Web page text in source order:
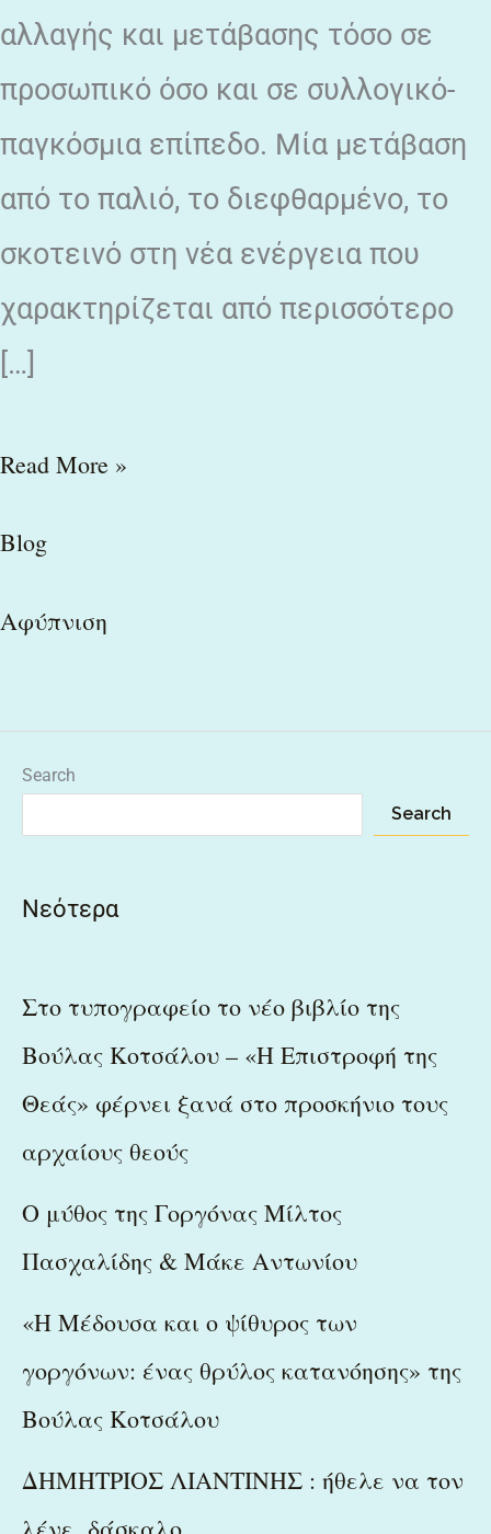
αλλαγής και μετάβασης τόσο σε
προσωπικό όσο και σε συλλογικό-
παγκόσμια επίπεδο. Μία μετάβαση
από το παλιό, το διεφθαρμένο, το
σκοτεινό στη νέα ενέργεια που
χαρακτηρίζεται από περισσότερο
[…]
Read More »
Blog
Αφύπνιση
Search
Search
Νεότερα
Στο τυπογραφείο το νέο βιβλίο της
Βούλας Κοτσάλου – «Η Επιστροφή της
Θεάς» φέρνει ξανά στο προσκήνιο τους
αρχαίους θεούς
Ο μύθος της Γοργόνας Μίλτος
Πασχαλίδης & Μάκε Αντωνίου
«Η Μέδουσα και ο ψίθυρος των
γοργόνων: ένας θρύλος κατανόησης» της
Βούλας Κοτσάλου
ΔΗΜΗΤΡΙΟΣ ΛΙΑΝΤΙΝΗΣ : ήθελε να τον
λένε δάσκαλο